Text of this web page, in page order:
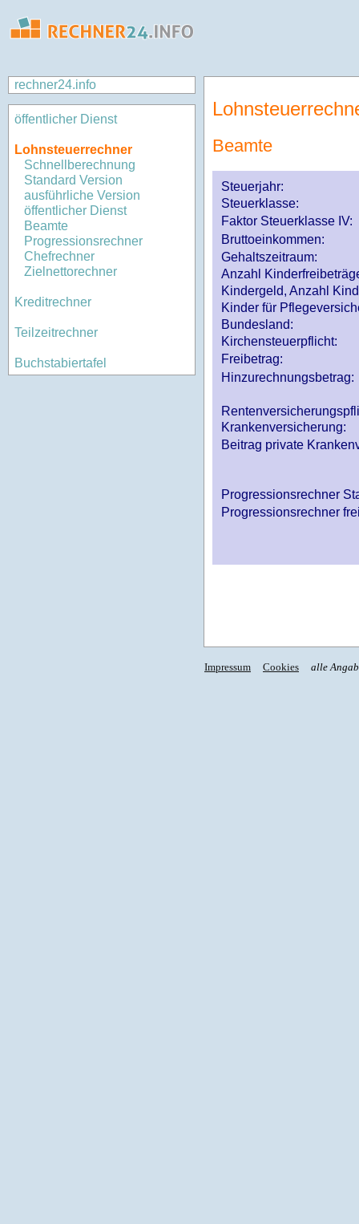
rechner24.info
öffentlicher Dienst
Lohnsteuerrechner
Schnellberechnung
Standard Version
ausführliche Version
öffentlicher Dienst
Beamte
Progressionsrechner
Chefrechner
Zielnettorechner
Kreditrechner
Teilzeitrechner
Buchstabiertafel
Beamte
Steuerjahr:
Steuerklasse:
Faktor Steuerklasse IV:
Bruttoeinkommen:
Gehaltszeitraum:
Anzahl
Kindergeld, Anzahl
Kinder für
Bundesland:
Kirchensteuerpflicht:
Freibetrag:
Hinzurechnungsbetrag:
Krankenversicherung:
Beitrag private
Progressionsrechner
Progressionsrechner
Impressum Cookies alle